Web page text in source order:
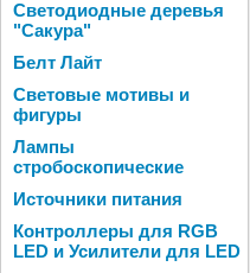
Светодиодные деревья
"Сакура"
Белт Лайт
Световые мотивы и
фигуры
Лампы
стробоскопические
Источники питания
Контроллеры для RGB
LED и Усилители для LED